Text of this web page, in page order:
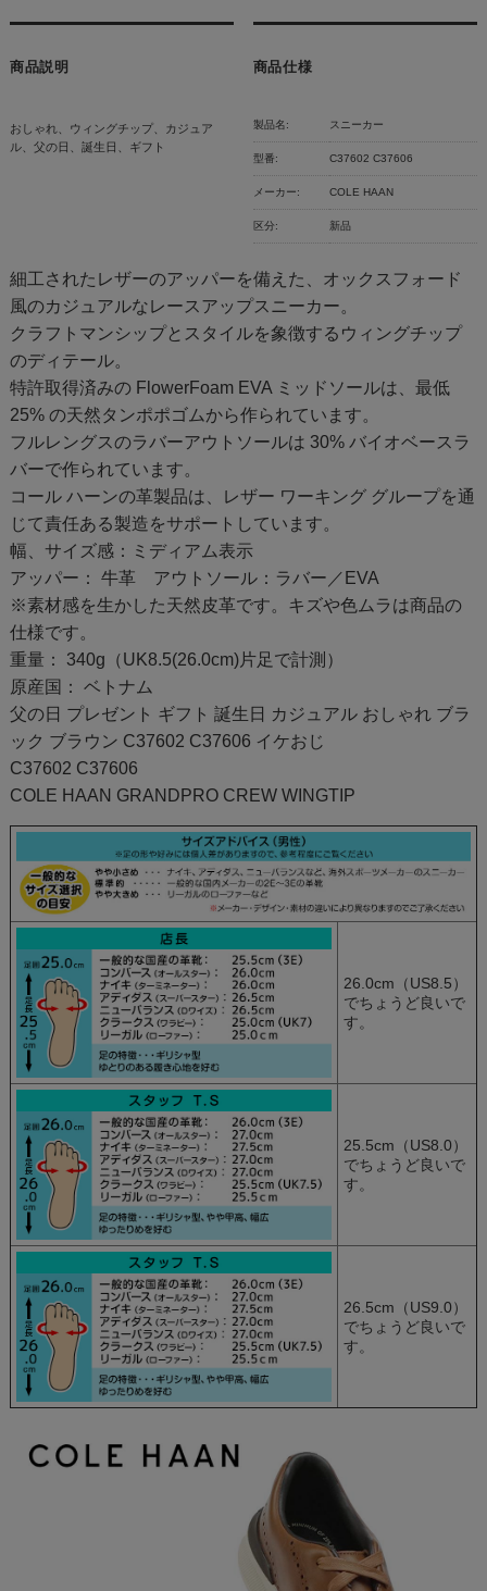
商品説明
おしゃれ、ウィングチップ、カジュア
ル、父の日、誕生日、ギフト
商品仕様
製品名: スニーカー
型番: C37602 C37606
メーカー: COLE HAAN
区分: 新品
細工されたレザーのアッパーを備えた、オックスフォード
風のカジュアルなレースアップスニーカー。
クラフトマンシップとスタイルを象徴するウィングチップ
のディテール。
特許取得済みの FlowerFoam EVA ミッドソールは、最低
25% の天然タンポポゴムから作られています。
フルレングスのラバーアウトソールは 30% バイオベースラ
バーで作られています。
コール ハーンの革製品は、レザー ワーキング グループを通
じて責任ある製造をサポートしています。
幅、サイズ感：ミディアム表示
アッパー： 牛革 アウトソール：ラバー／EVA
※素材感を生かした天然皮革です。キズや色ムラは商品の
仕様です。
重量： 340g（UK8.5(26.0cm)片足で計測）
原産国： ベトナム
父の日 プレゼント ギフト 誕生日 カジュアル おしゃれ ブラ
ック ブラウン C37602 C37606 イケおじ
C37602 C37606
COLE HAAN GRANDPRO CREW WINGTIP
26.0cm（US8.5）
でちょうど良いで
す。
25.5cm（US8.0）
でちょうど良いで
す。
26.5cm（US9.0）
でちょうど良いで
す。